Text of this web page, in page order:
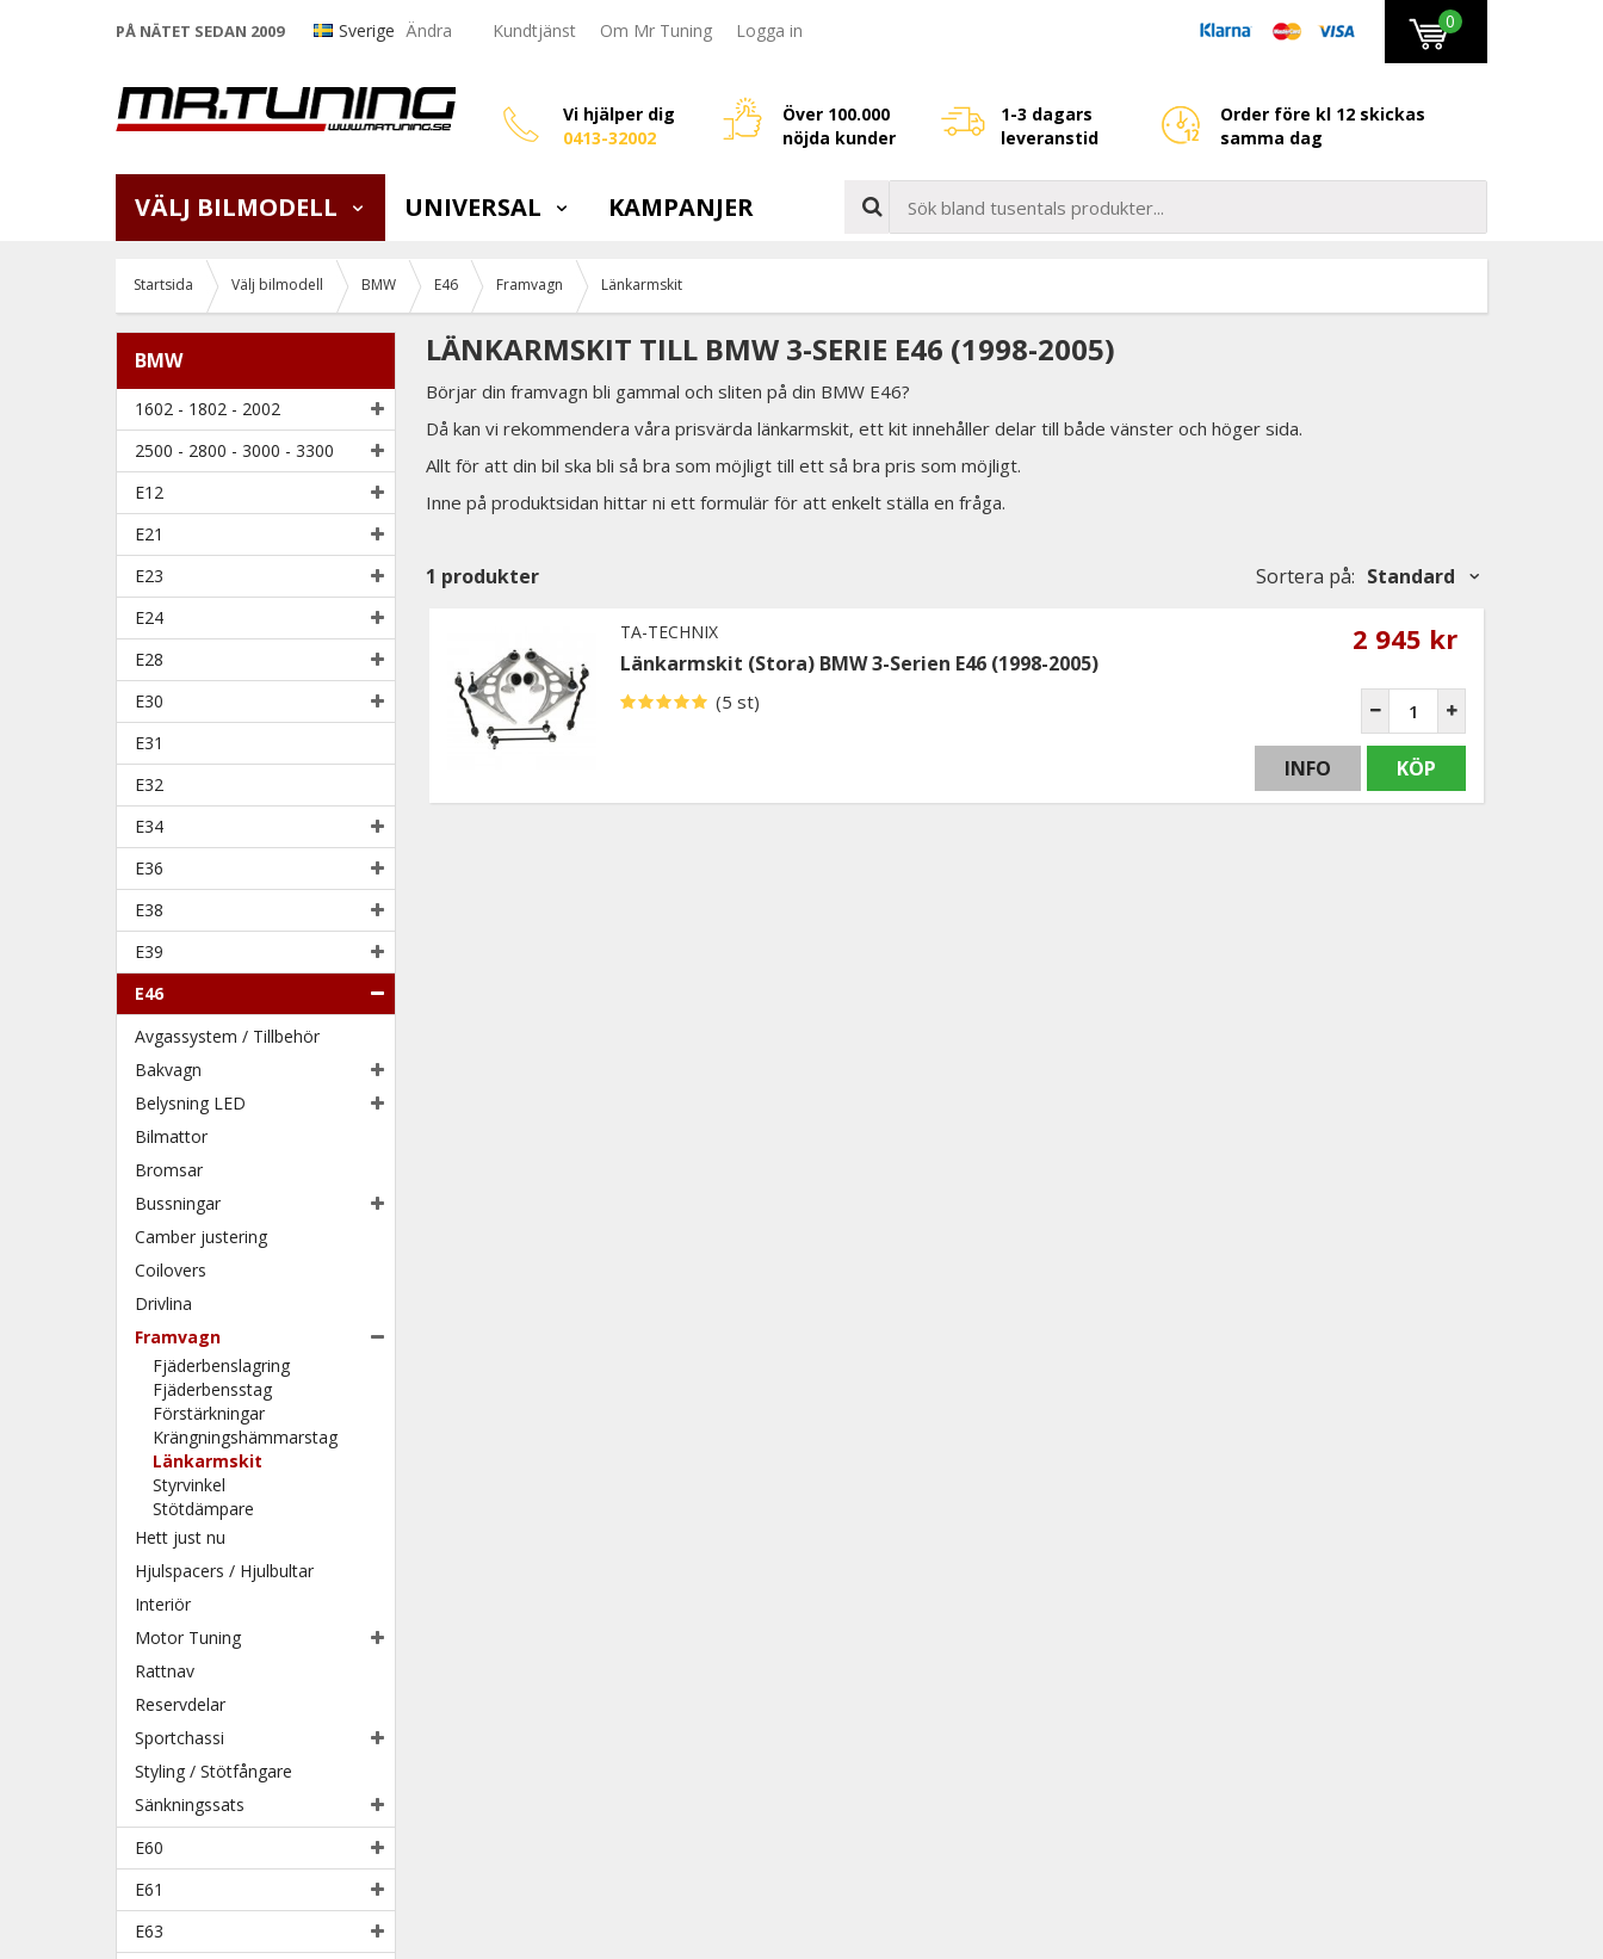
PÅ NÄTET SEDAN 2009 Sverige Ändra Kundtjänst Om Mr Tuning Logga in 0
Vi hjälper dig
0413-32002
Över 100.000
nöjda kunder
1-3 dagars
leveranstid
Order före kl 12 skickas
samma dag
VÄLJ BILMODELL UNIVERSAL KAMPANJER
Startsida Välj bilmodell BMW E46 Framvagn Länkarmskit
BMW
1602 - 1802 - 2002
2500 - 2800 - 3000 - 3300
E12
E21
E23
E24
E28
E30
E31
E32
E34
E36
E38
E39
E46
Avgassystem / Tillbehör
Bakvagn
Belysning LED
Bilmattor
Bromsar
Bussningar
Camber justering
Coilovers
Drivlina
Framvagn
Fjäderbenslagring
Fjäderbensstag
Förstärkningar
Krängningshämmarstag
Länkarmskit
Styrvinkel
Stötdämpare
Hett just nu
Hjulspacers / Hjulbultar
Interiör
Motor Tuning
Rattnav
Reservdelar
Sportchassi
Styling / Stötfångare
Sänkningssats
E60
E61
E63
LÄNKARMSKIT TILL BMW 3-SERIE E46 (1998-2005)
Börjar din framvagn bli gammal och sliten på din BMW E46?
Då kan vi rekommendera våra prisvärda länkarmskit, ett kit innehåller delar till både vänster och höger sida.
Allt för att din bil ska bli så bra som möjligt till ett så bra pris som möjligt.
Inne på produktsidan hittar ni ett formulär för att enkelt ställa en fråga.
1 produkter Sortera på: Standard
TA-TECHNIX
Länkarmskit (Stora) BMW 3-Serien E46 (1998-2005)
(5 st)
2 945 kr
INFO KÖP